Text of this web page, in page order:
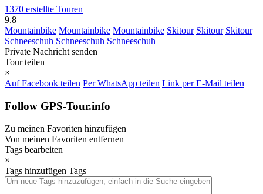
1370 erstellte Touren
9.8
Mountainbike Mountainbike Mountainbike Skitour Skitour Skitour
Schneeschuh Schneeschuh Schneeschuh
Private Nachricht senden
Tour teilen
×
Auf Facebook teilen Per WhatsApp teilen Link per E-Mail teilen
Follow GPS-Tour.info
Zu meinen Favoriten hinzufügen
Von meinen Favoriten entfernen
Tags bearbeiten
×
Tags hinzufügen Tags